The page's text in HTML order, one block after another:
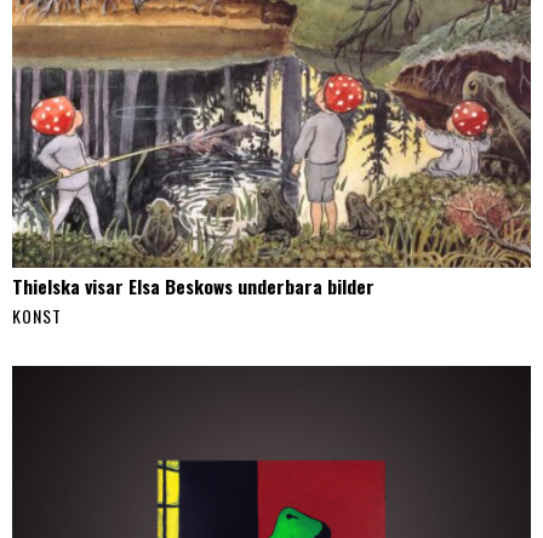
Thielska visar Elsa Beskows underbara bilder
KONST